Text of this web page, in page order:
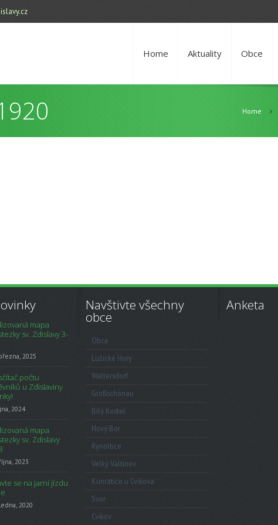
Home Aktuality Obce
Home
mapa
sv. Zdislavy 3-
2025
počtu
u Zdislaviny
2024
mapa
sv. Zdislavy
2023
se na jarní jízdu
2020
Navštivte všechny
obce
Obce
Lužické Hory
Waltersdorf
Großschönau
Bílý Kostel
Nový Bor
Rynoltice
Velký Valtinov
Kunratice u Cvikova
Svor
Cvikov
Anketa